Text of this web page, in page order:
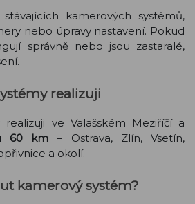
kamerových systémů,
nebo úpravy nastavení. Pokud
správně nebo jsou zastaralé,
realizuji
realizuji ve Valašském Meziříčí a
60 km – Ostrava, Zlín, Vsetín,
a okolí.
kamerový systém?